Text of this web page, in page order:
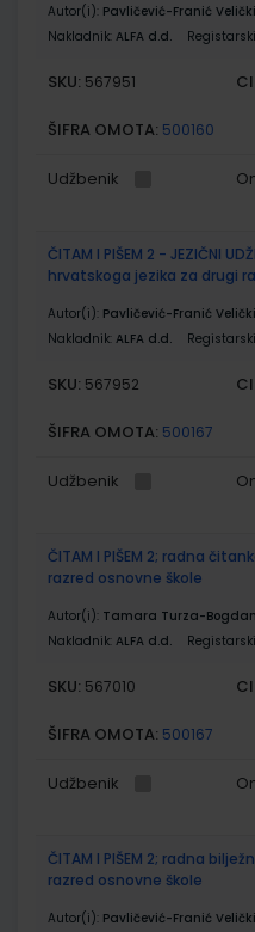
Autor(i): Pavličević-Franić
Nakladnik: ALFA d.d.
SKU: 567951
ŠIFRA OMOTA: 500160
Udžbenik
ČITAM I PIŠEM 2 - JEZIČNI
hrvatskoga jezika za drugi
Autor(i): Pavličević-Franić
Nakladnik: ALFA d.d.
SKU: 567952
ŠIFRA OMOTA: 500167
Udžbenik
ČITAM I PIŠEM 2; radna
razred osnovne škole
Autor(i): Tamara Turza-
Nakladnik: ALFA d.d.
SKU: 567010
ŠIFRA OMOTA: 500167
Udžbenik
ČITAM I PIŠEM 2; radna
razred osnovne škole
Autor(i): Pavličević-Franić